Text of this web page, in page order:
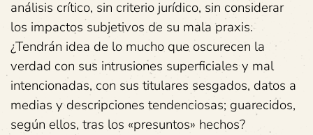
análisis crítico, sin criterio jurídico, sin considerar
los impactos subjetivos de su mala praxis.
¿Tendrán idea de lo mucho que oscurecen la
verdad con sus intrusiones superficiales y mal
intencionadas, con sus titulares sesgados, datos a
medias y descripciones tendenciosas; guarecidos,
según ellos, tras los «presuntos» hechos?